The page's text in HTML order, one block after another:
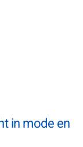
in mode en